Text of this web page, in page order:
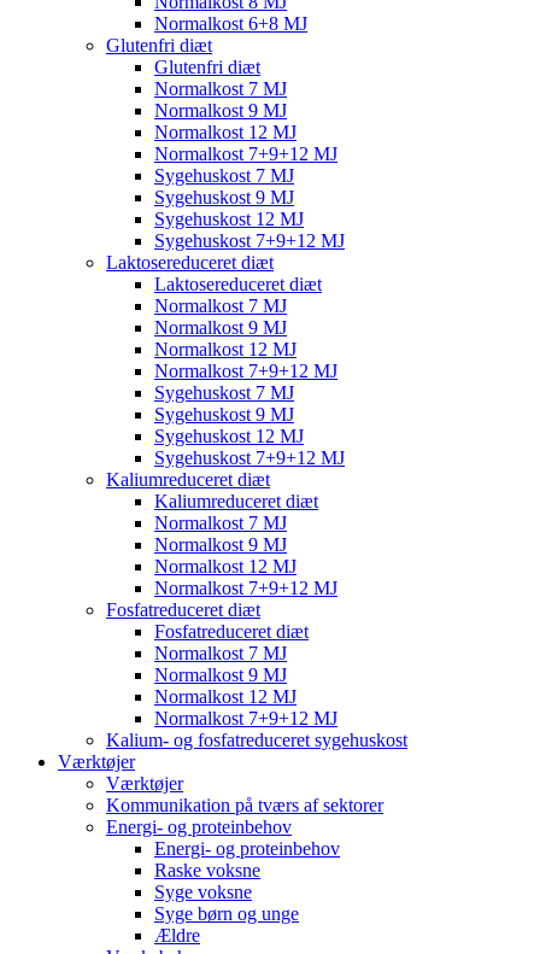
Normalkost 6+8 MJ
Glutenfri diæt
Glutenfri diæt
Normalkost 7 MJ
Normalkost 9 MJ
Normalkost 12 MJ
Normalkost 7+9+12 MJ
Sygehuskost 7 MJ
Sygehuskost 9 MJ
Sygehuskost 12 MJ
Sygehuskost 7+9+12 MJ
Laktosereduceret diæt
Laktosereduceret diæt
Normalkost 7 MJ
Normalkost 9 MJ
Normalkost 12 MJ
Normalkost 7+9+12 MJ
Sygehuskost 7 MJ
Sygehuskost 9 MJ
Sygehuskost 12 MJ
Sygehuskost 7+9+12 MJ
Kaliumreduceret diæt
Kaliumreduceret diæt
Normalkost 7 MJ
Normalkost 9 MJ
Normalkost 12 MJ
Normalkost 7+9+12 MJ
Fosfatreduceret diæt
Fosfatreduceret diæt
Normalkost 7 MJ
Normalkost 9 MJ
Normalkost 12 MJ
Normalkost 7+9+12 MJ
Kalium- og fosfatreduceret sygehuskost
Værktøjer
Værktøjer
Kommunikation på tværs af sektorer
Energi- og proteinbehov
Energi- og proteinbehov
Raske voksne
Syge voksne
Syge børn og unge
Ældre